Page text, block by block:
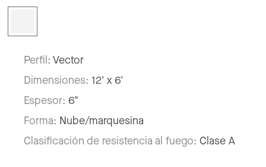
Perfil: Vector
Dimensiones: 12' x 6'
Espesor: 6"
Forma: Nube/marquesina
Clasificación de resistencia al fuego: Clase A